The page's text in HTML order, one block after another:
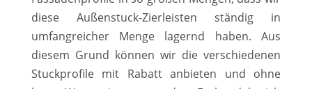
diese Außenstuck-Zierleisten ständig in
umfangreicher Menge lagernd haben. Aus
diesem Grund können wir die verschiedenen
Stuckprofile mit Rabatt anbieten und ohne